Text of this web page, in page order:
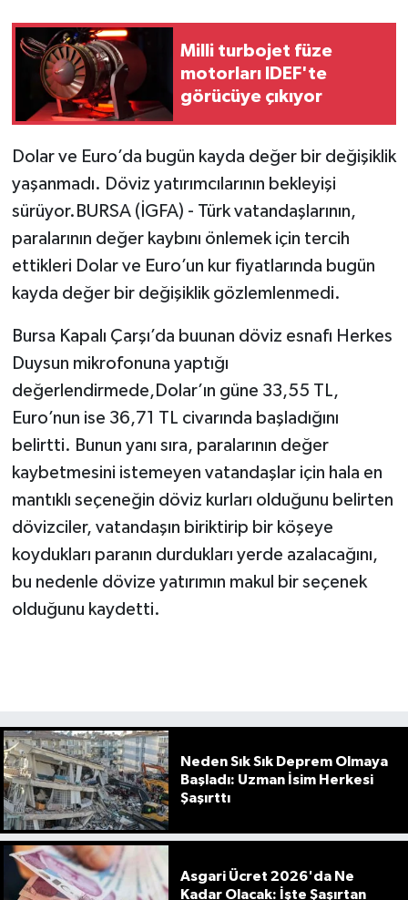
Milli turbojet füze
motorları IDEF'te
görücüye çıkıyor
Dolar ve Euro’da bugün kayda değer bir değişiklik
yaşanmadı. Döviz yatırımcılarının bekleyişi
sürüyor.BURSA (İGFA) - Türk vatandaşlarının,
paralarının değer kaybını önlemek için tercih
ettikleri Dolar ve Euro’un kur fiyatlarında bugün
kayda değer bir değişiklik gözlemlenmedi.
Bursa Kapalı Çarşı’da buunan döviz esnafı Herkes
Duysun mikrofonuna yaptığı
değerlendirmede,Dolar’ın güne 33,55 TL,
Euro’nun ise 36,71 TL civarında başladığını
belirtti. Bunun yanı sıra, paralarının değer
kaybetmesini istemeyen vatandaşlar için hala en
mantıklı seçeneğin döviz kurları olduğunu belirten
dövizciler, vatandaşın biriktirip bir köşeye
koydukları paranın durdukları yerde azalacağını,
bu nedenle dövize yatırımın makul bir seçenek
olduğunu kaydetti.
Neden Sık Sık Deprem Olmaya
Başladı: Uzman İsim Herkesi
Şaşırttı
Asgari Ücret 2026'da Ne
Kadar Olacak: İşte Şaşırtan